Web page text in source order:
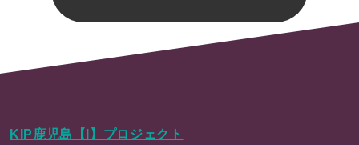
KIP鹿児島【I】プロジェクト